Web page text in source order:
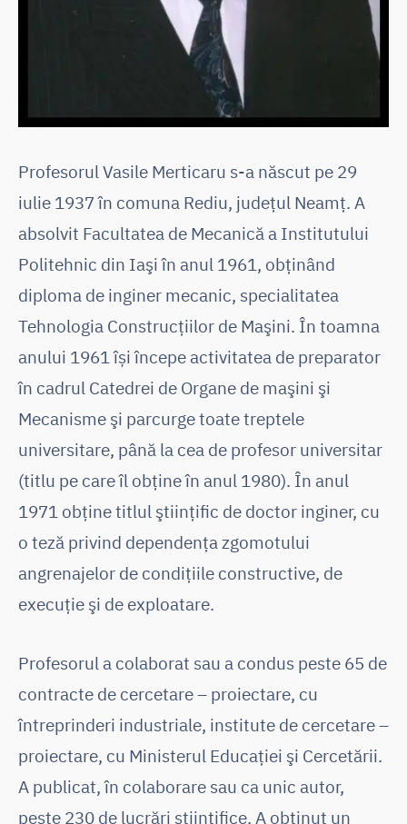
Profesorul Vasile Merticaru s-a născut pe 29
iulie 1937 în comuna Rediu, județul Neamţ. A
absolvit Facultatea de Mecanică a Institutului
Politehnic din Iaşi în anul 1961, obţinând
diploma de inginer mecanic, specialitatea
Tehnologia Construcţiilor de Maşini. În toamna
anului 1961 își începe activitatea de preparator
în cadrul Catedrei de Organe de maşini şi
Mecanisme şi parcurge toate treptele
universitare, până la cea de profesor universitar
(titlu pe care îl obţine în anul 1980). În anul
1971 obţine titlul ştiinţific de doctor inginer, cu
o teză privind dependenţa zgomotului
angrenajelor de condiţiile constructive, de
execuţie şi de exploatare.
Profesorul a colaborat sau a condus peste 65 de
contracte de cercetare – proiectare, cu
întreprinderi industriale, institute de cercetare –
proiectare, cu Ministerul Educaţiei şi Cercetării.
A publicat, în colaborare sau ca unic autor,
peste 230 de lucrări ştiinţifice. A obţinut un